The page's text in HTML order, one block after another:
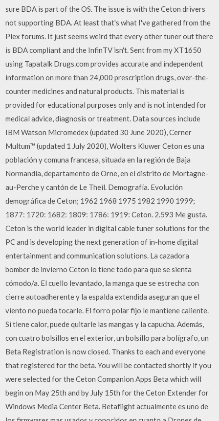
sure BDA is part of the OS. The issue is with the Ceton drivers
not supporting BDA. At least that's what I've gathered from the
Plex forums. It just seems weird that every other tuner out there
is BDA compliant and the InfinTV isn't. Sent from my XT1650
using Tapatalk Drugs.com provides accurate and independent
information on more than 24,000 prescription drugs, over-the-
counter medicines and natural products. This material is
provided for educational purposes only and is not intended for
medical advice, diagnosis or treatment. Data sources include
IBM Watson Micromedex (updated 30 June 2020), Cerner
Multum™ (updated 1 July 2020), Wolters Kluwer Ceton es una
población y comuna francesa, situada en la región de Baja
Normandía, departamento de Orne, en el distrito de Mortagne-
au-Perche y cantón de Le Theil. Demografía. Evolución
demográfica de Ceton; 1962 1968 1975 1982 1990 1999;
1877: 1720: 1682: 1809: 1786: 1919: Ceton. 2.593 Me gusta.
Ceton is the world leader in digital cable tuner solutions for the
PC and is developing the next generation of in-home digital
entertainment and communication solutions. La cazadora
bomber de invierno Ceton lo tiene todo para que se sienta
cómodo/a. El cuello levantado, la manga que se estrecha con
cierre autoadherente y la espalda extendida aseguran que el
viento no pueda tocarle. El forro polar fijo le mantiene caliente.
Si tiene calor, puede quitarle las mangas y la capucha. Además,
con cuatro bolsillos en el exterior, un bolsillo para bolígrafo, un
Beta Registration is now closed. Thanks to each and everyone
that registered for the beta. You will be contacted shortly if you
were selected for the Ceton Companion Apps Beta which will
begin on May 25th and by July 15th for the Ceton Extender for
Windows Media Center Beta. Betaflight actualmente es uno de